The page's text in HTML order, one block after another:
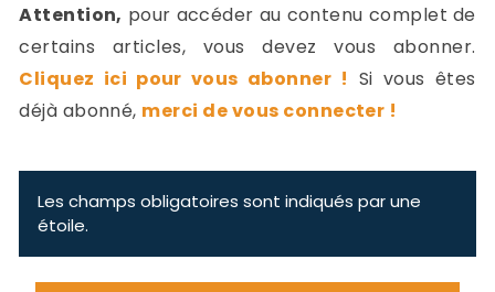
Attention, pour accéder au contenu complet de
certains articles, vous devez vous abonner.
Cliquez ici pour vous abonner ! Si vous êtes
déjà abonné, merci de vous connecter !
Les champs obligatoires sont indiqués par une
étoile.